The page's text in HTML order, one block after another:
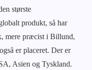
største
produkt, så har
mere præcist i Billund,
er placeret. Der er
Asien og Tyskland.